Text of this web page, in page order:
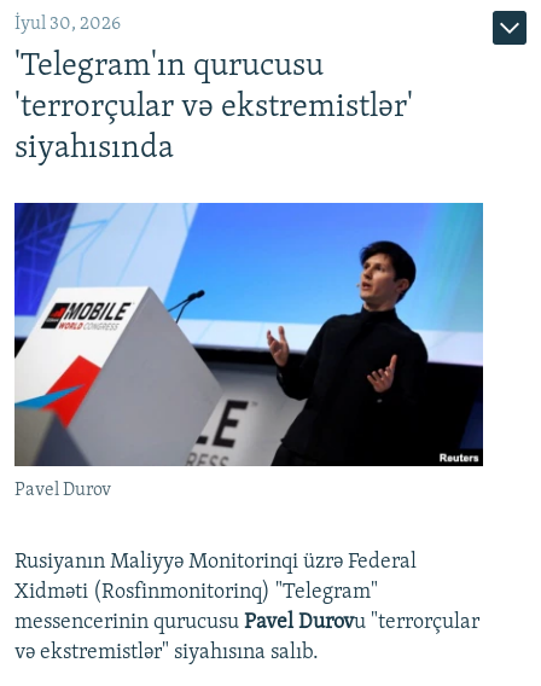
İyul 30, 2026
'Telegram'ın qurucusu
'terrorçular və ekstremistlər'
siyahısında
Pavel Durov
Rusiyanın Maliyyə Monitorinqi üzrə Federal
Xidməti (Rosfinmonitorinq) "Telegram"
messencerinin qurucusu Pavel Durovu "terrorçular
və ekstremistlər" siyahısına salıb.